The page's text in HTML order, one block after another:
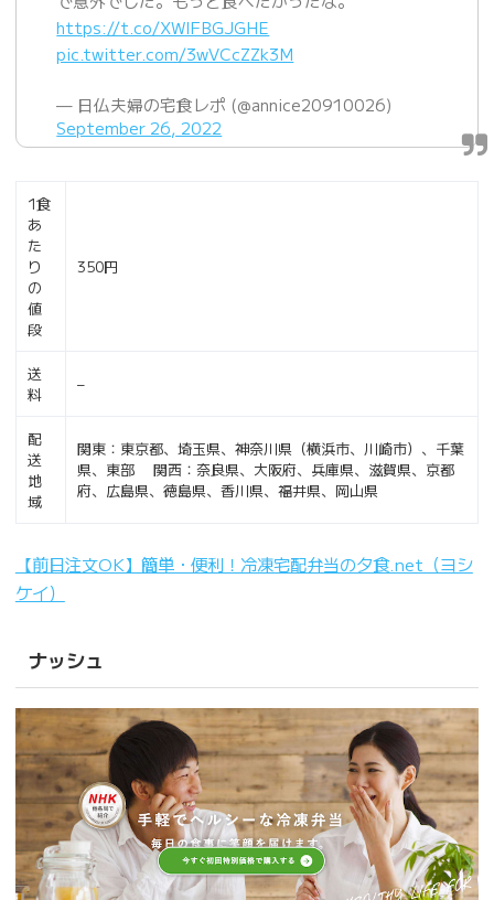
https://t.co/XWIFBGJGHE
pic.twitter.com/3wVCcZZk3M
— 日仏夫婦の宅食レポ (@annice20910026)
September 26, 2022
1食
あ
た
り
の
値
段
350円
送
料
–
配
送
地
域
関東：東京都、埼玉県、神奈川県（横浜市、川崎市）、千葉
県、東部 関西：奈良県、大阪府、兵庫県、滋賀県、京都
府、広島県、徳島県、香川県、福井県、岡山県
【前日注文OK】簡単・便利！冷凍宅配弁当の夕食.net（ヨシ
ケイ）
ナッシュ